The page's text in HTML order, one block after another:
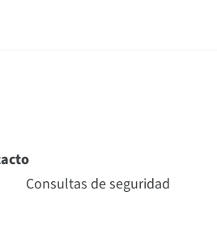
Consultas de seguridad